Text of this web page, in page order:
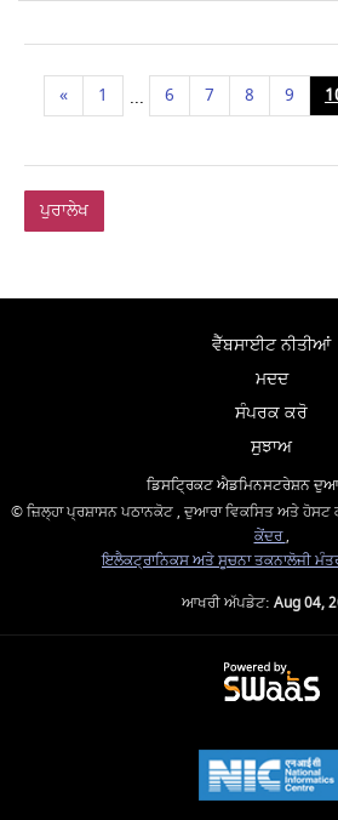
« 1 ... 6 7 8 9
ਪੁਰਾਲੇਖ
ਵੈੱਬਸਾਈਟ ਨੀਤੀਆਂ
ਮਦਦ
ਸੰਪਰਕ ਕਰੋ
ਸੁਝਾਅ
ਡਿਸਟ੍ਰਿਕਟ ਐਡਮਿਨਸਟਰੇਸ਼ਨ
© ਜ਼ਿਲ੍ਹਾ ਪ੍ਰਸ਼ਾਸਨ ਪਠਾਨਕੋਟ , ਦੁਆਰਾ ਵਿਕਸਿਤ ਅਤੇ ਹੋਸਟ
ਕੇਂਦਰ,
ਇਲੈਕਟ੍ਰਾਨਿਕਸ ਅਤੇ ਸੂਚਨਾ ਤਕਨਾਲੋਜੀ
ਆਖਰੀ ਅੱਪਡੇਟ: Aug 04,